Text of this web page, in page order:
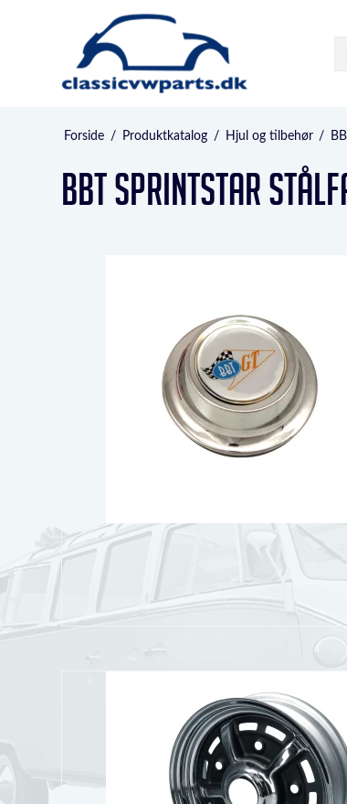
Forside / Produktkatalog / Hjul og tilbehør /
BBT Sprintstar